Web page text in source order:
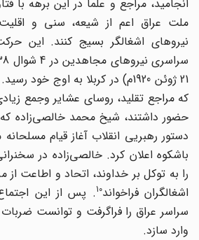
انجامید، مراجع و علما در این برهه با
ملت عراق اعم از شیعه، سنی و
نیروهای اشغالگر بسیج کنند. این
21 ژوئن 1920م) در کربلا به اوج خود
که مراجع تقلید، روسای عشایر وجمع
حضور داشتند، شیخ محمد خالصی‌زاده که
دستور رهبریی انقلاب آغاز قیام مسلحانه
باشکوه اعلان کرد. خالصی‌زاده در
را به توکل بر خداوند، اتحاد و اطاعت از
اشغالگران فراخواند10. پس از این اجتماع
سراسر عراق را فراگرفت و توانست ضربات
وارد سازد.